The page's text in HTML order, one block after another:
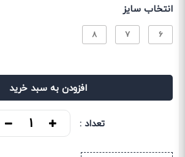
انتخاب سایز
6
7
8
افزودن به سبد خرید
تعداد :